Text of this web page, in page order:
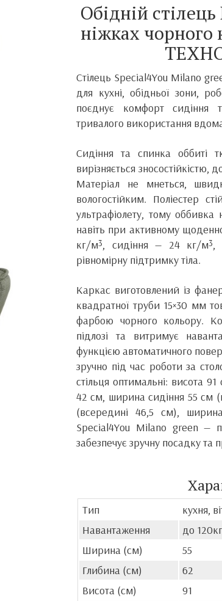
Обідній
ніжках чорного
Стілець Special4You Milano
для кухні, обідньої зони,
поєднує комфорт сидіння
тривалого використання
Сидіння та спинка оббиті
вирізняється зносостійкістю,
Матеріал не мнеться,
вологостійким. Поліестер
ультрафіолету, тому
навіть при активному
кг/м³, сидіння — 24 кг/м³,
рівномірну підтримку тіла.
Каркас виготовлений із
квадратної труби 15×30 мм
фарбою чорного кольору.
підлозі та витримує
функцією автоматичного
зручно під час роботи за
стільця оптимальні: висота
42 см, ширина сидіння 55 см
(всередині 46,5 см),
Special4You Milano green —
забезпечує зручну посадку та
Тип
кухня,
Навантаження
до 120кг
Ширина (см)
55
Глибина (см)
62
Висота (см)
91